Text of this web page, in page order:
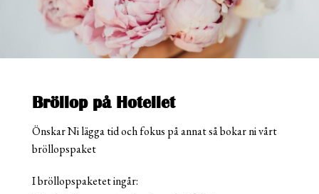
Bröllop på Hotellet
Önskar Ni lägga tid och fokus på annat så bokar ni vårt
bröllopspaket
I bröllopspaketet ingår: